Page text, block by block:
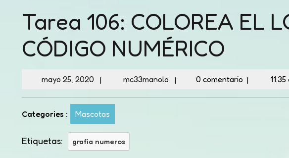
Tarea 106: COLOREA EL
CÓDIGO NUMÉRICO
mayo 25, 2020 | mc33manolo | 0 comentario | 11:35
Categories : Mascotas
Etiquetas: grafia numeros